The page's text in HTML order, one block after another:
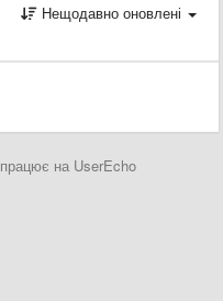
Нещодавно оновлені
працює на UserEcho